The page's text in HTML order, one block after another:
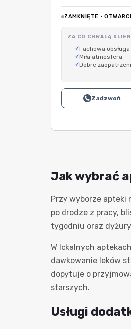
ZAMKNIĘTE ·
ZA CO CHWALĄ
Fachowa
Miła atmosfera
Dobre
Zadzwoń
Jak wybrać
Przy wyborze apteki
po drodze z pracy,
tygodniu oraz
W lokalnych
dawkowanie leków
dopytuje o
starszych.
Usługi